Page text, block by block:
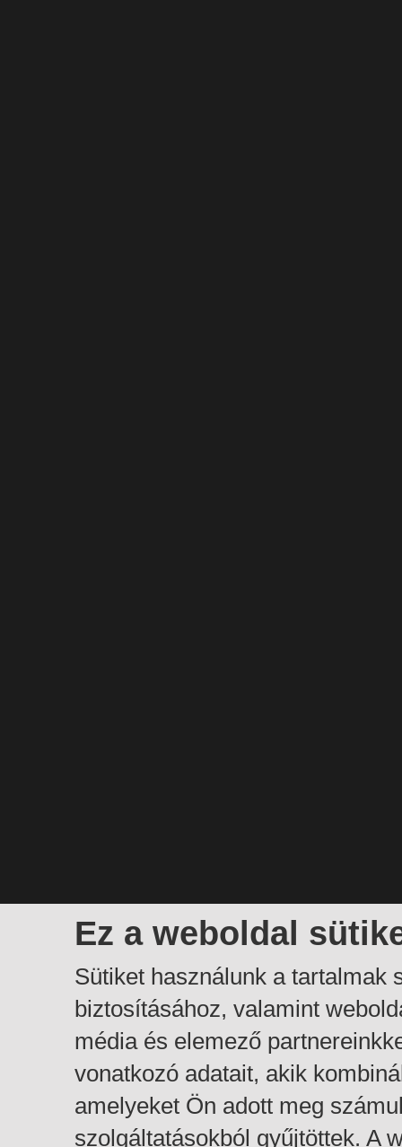
Ez a weboldal
Sütiket használunk a tartalmak
biztosításához, valamint
média és elemező
vonatkozó adatait, akik
amelyeket Ön adott meg
szolgáltatásokból gyűjtöttek. A